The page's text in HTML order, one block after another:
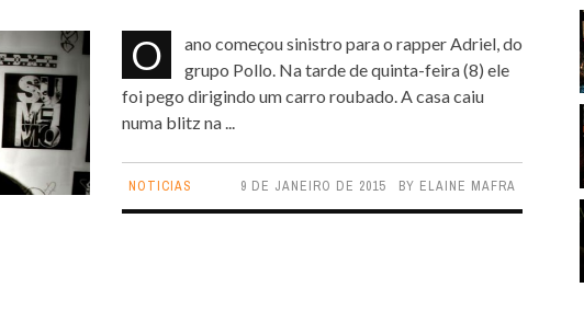
O ano começou sinistro para o rapper Adriel, do
grupo Pollo. Na tarde de quinta-feira (8) ele
foi pego dirigindo um carro roubado. A casa caiu
numa blitz na ...
NOTICIAS 9 DE JANEIRO DE 2015 BY ELAINE MAFRA